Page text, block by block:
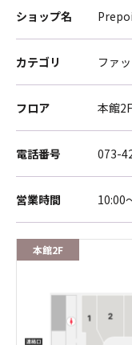
ショップ名
カテゴリ ファ
フロア 本館2F
電話番号 073-
営業時間 10:00
本館2F